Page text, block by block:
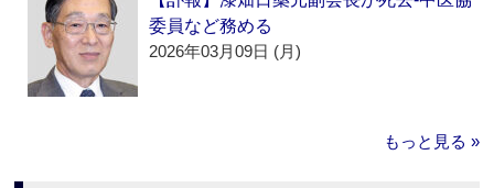
委員など務める
2026年03月09日 (月)
もっと見る »